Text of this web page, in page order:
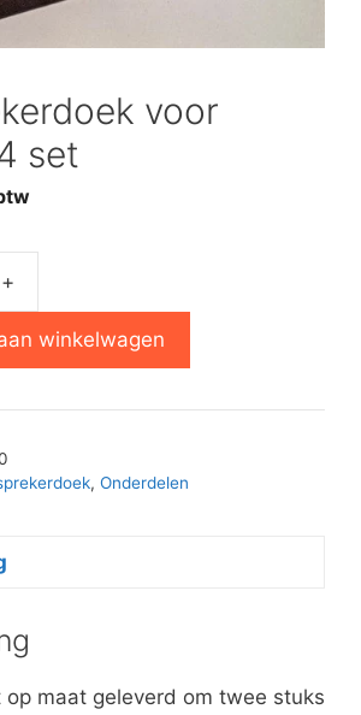
voor
set
22RH544
aantal
+
winkelwagen
, Onderdelen
maat geleverd om twee stuks